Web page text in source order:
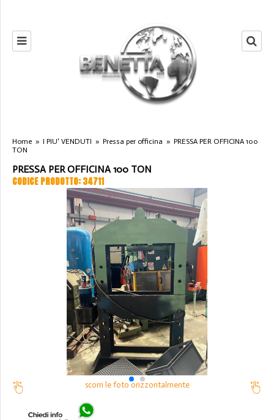
Home » I PIU' VENDUTI » Pressa per officina » PRESSA PER OFFICINA 100
TON
PRESSA PER OFFICINA 100 TON
CODICE PRODOTTO: 34711
scorri le foto orizzontalmente